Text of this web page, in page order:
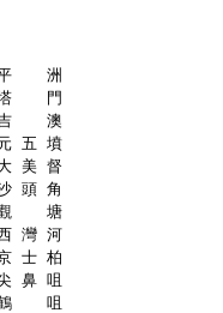
　洲
　門
　  澳
五 墳
美 督
頭 角
　塘
灣 河
士 柏
鼻 咀
　咀